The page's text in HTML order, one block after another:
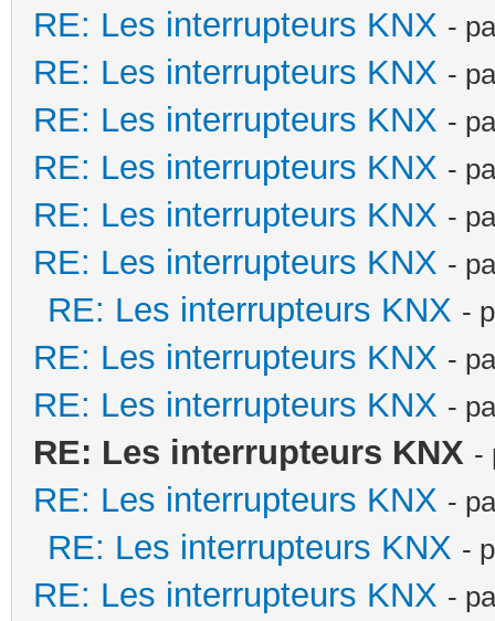
RE: Les interrupteurs KNX -
RE: Les interrupteurs KNX -
RE: Les interrupteurs KNX -
RE: Les interrupteurs KNX -
RE: Les interrupteurs KNX -
RE: Les interrupteurs KNX -
RE: Les interrupteurs KNX -
RE: Les interrupteurs KNX -
RE: Les interrupteurs KNX -
RE: Les interrupteurs KNX -
RE: Les interrupteurs KNX -
RE: Les interrupteurs KNX -
RE: Les interrupteurs KNX -